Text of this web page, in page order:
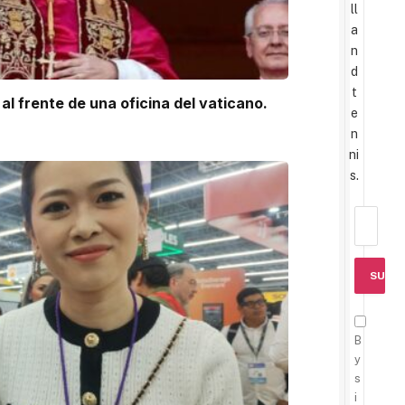
frente de una oficina del vaticano.
ll
a
n
d
t
e
n
ni
s.
B
y
s
i